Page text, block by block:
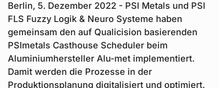
Berlin, 5. Dezember 2022 - PSI Metals und PSI
FLS Fuzzy Logik & Neuro Systeme haben
gemeinsam den auf Qualicision basierenden
PSImetals Casthouse Scheduler beim
Aluminiumhersteller Alu-met implementiert.
Damit werden die Prozesse in der
Produktionsplanung digitalisiert und optimiert.